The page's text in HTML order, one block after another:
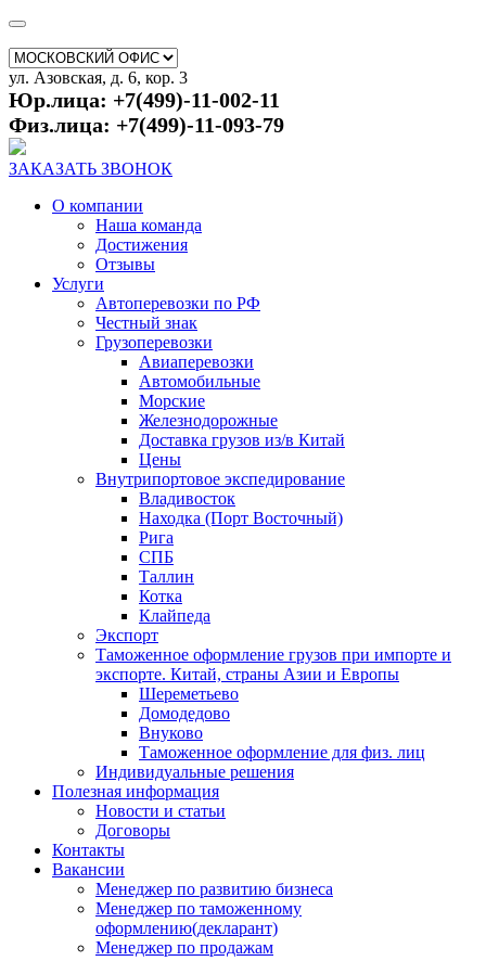
ул. Азовская, д. 6, кор. 3
Юр.лица: +7(499)-11-002-11
Физ.лица: +7(499)-11-093-79
ЗАКАЗАТЬ ЗВОНОК
О компании
Наша команда
Достижения
Отзывы
Услуги
Автоперевозки по РФ
Честный знак
Грузоперевозки
Авиаперевозки
Автомобильные
Морские
Железнодорожные
Доставка грузов из/в Китай
Цены
Внутрипортовое экспедирование
Владивосток
Находка (Порт Восточный)
Рига
СПБ
Таллин
Котка
Клайпеда
Экспорт
Таможенное оформление грузов при импорте и
экспорте. Китай, страны Азии и Европы
Шереметьево
Домодедово
Внуково
Таможенное оформление для физ. лиц
Индивидуальные решения
Полезная информация
Новости и статьи
Договоры
Контакты
Вакансии
Менеджер по развитию бизнеса
Менеджер по таможенному
оформлению(декларант)
Менеджер по продажам